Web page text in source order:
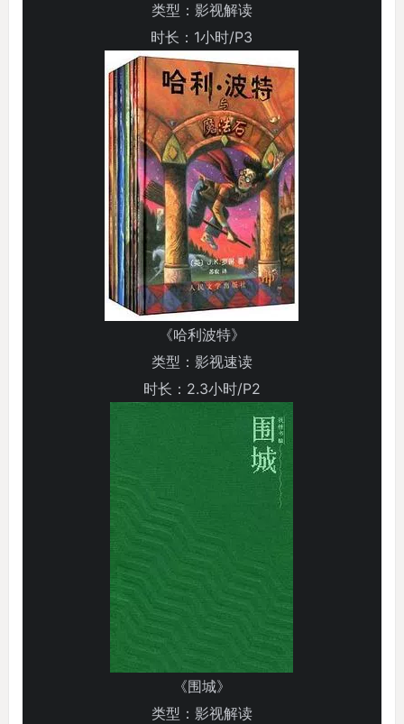
类型：影视解读
时长：1小时/P3
《哈利波特》
类型：影视速读
时长：2.3小时/P2
《围城》
类型：影视解读